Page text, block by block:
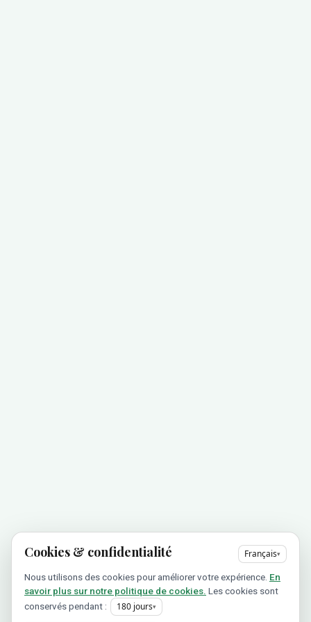
Cookies & confidentialité Français▾
Nous utilisons des cookies pour améliorer votre expérience. En
savoir plus sur notre politique de cookies. Les cookies sont
conservés pendant :
180 jours▾